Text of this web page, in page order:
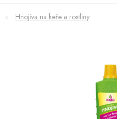
Zahrada
Chovatelské potřeby
Hnojiva na keře a rostliny